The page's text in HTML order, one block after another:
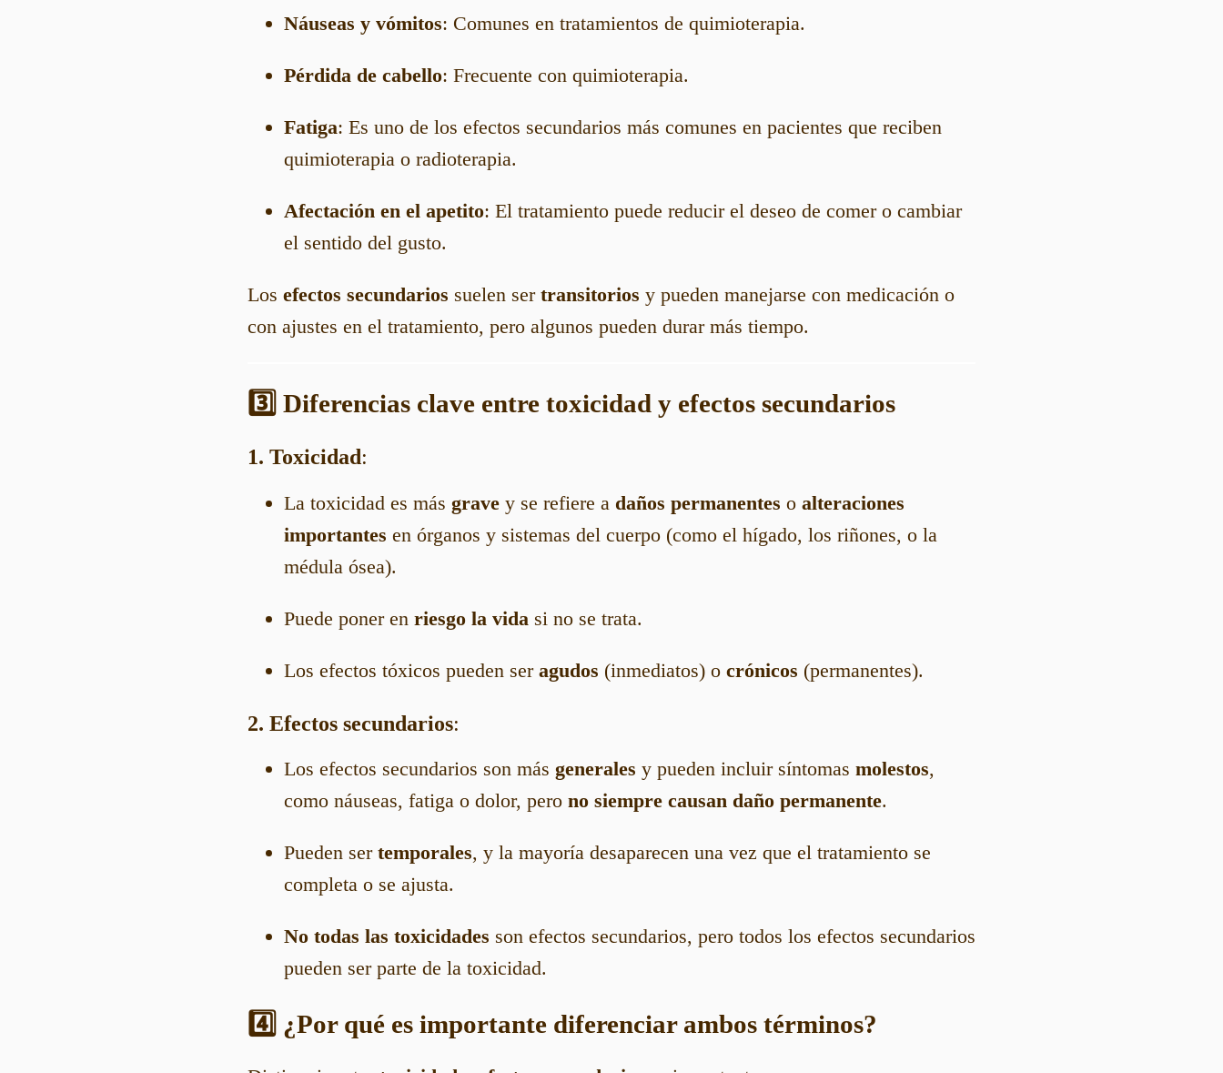
Náuseas y vómitos: Comunes en tratamientos de quimioterapia.
Pérdida de cabello: Frecuente con quimioterapia.
Fatiga: Es uno de los efectos secundarios más comunes en pacientes que reciben
quimioterapia o radioterapia.
Afectación en el apetito: El tratamiento puede reducir el deseo de comer o cambiar
el sentido del gusto.
Los efectos secundarios suelen ser transitorios y pueden manejarse con medicación o
con ajustes en el tratamiento, pero algunos pueden durar más tiempo.
3️⃣ Diferencias clave entre toxicidad y efectos secundarios
1. Toxicidad:
La toxicidad es más grave y se refiere a daños permanentes o alteraciones
importantes en órganos y sistemas del cuerpo (como el hígado, los riñones, o la
médula ósea).
Puede poner en riesgo la vida si no se trata.
Los efectos tóxicos pueden ser agudos (inmediatos) o crónicos (permanentes).
2. Efectos secundarios:
Los efectos secundarios son más generales y pueden incluir síntomas molestos,
como náuseas, fatiga o dolor, pero no siempre causan daño permanente.
Pueden ser temporales, y la mayoría desaparecen una vez que el tratamiento se
completa o se ajusta.
No todas las toxicidades son efectos secundarios, pero todos los efectos secundarios
pueden ser parte de la toxicidad.
4️⃣ ¿Por qué es importante diferenciar ambos términos?